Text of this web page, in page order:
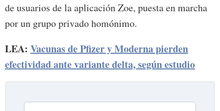
de usuarios de la aplicación Zoe, puesta en marcha
por un grupo privado homónimo.
LEA: Vacunas de Pfizer y Moderna pierden
efectividad ante variante delta, según estudio